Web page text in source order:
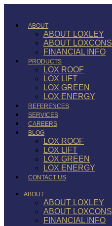
ABOUT
ABOUT LOXLEY
ABOUT LOXCONS
FINANCIAL INFO
PRODUCTS
LOX ROOF
LOX LIFT
LOX GREEN
LOX ENERGY
REFERENCES
SERVICES
CAREERS
BLOG
LOX ROOF
LOX LIFT
LOX GREEN
LOX ENERGY
CONTACT US
ABOUT
ABOUT LOXLEY
ABOUT LOXCONS
FINANCIAL INFO